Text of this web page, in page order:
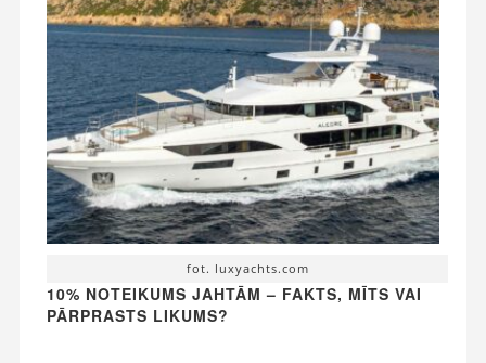
fot. luxyachts.com
10% NOTEIKUMS JAHTĀM – FAKTS, MĪTS VAI
PĀRPRASTS LIKUMS?